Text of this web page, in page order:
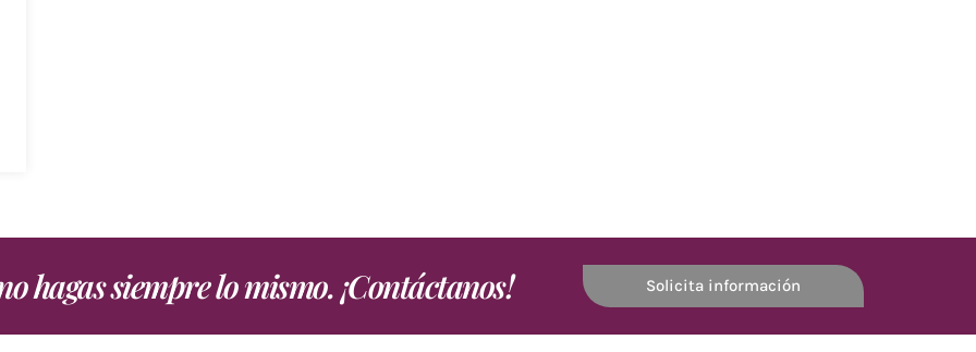
hagas siempre lo mismo. ¡Contáctanos! Solicita información